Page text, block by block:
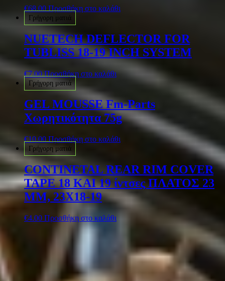
€68.00 Προσθήκη στο καλάθι
Γρήγορη ματιά
NUETECH DEFLECTOR FOR
TUBLISS 18-19 INCH SYSTEM
€7.00 Προσθήκη στο καλάθι
Γρήγορη ματιά
GEL MOUSSE Fm-Parts
Χωρητικότητα 75g
€10.00 Προσθήκη στο καλάθι
Γρήγορη ματιά
CONTINETAL REAR RIM COVER
TAPE 18 ΚΑΙ 19 ίντσες ΠΛΑΤΟΣ 23
MM, 23Χ18-19
€4.00 Προσθήκη στο καλάθι